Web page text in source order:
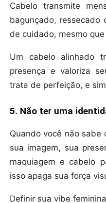
Cabelo transmite
bagunçado, ressecado
de cuidado, mesmo
Um cabelo alinhado
presença e valoriza
trata de perfeição, e
5. Não ter uma
Quando você não sabe
sua imagem, sua
maquiagem e cabelo
isso apaga sua força
Definir sua vibe